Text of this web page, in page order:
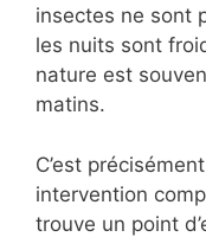
insectes ne sont
les nuits sont
nature est
matins.
C’est
intervention
trouve un point